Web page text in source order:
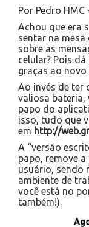
Por Pedro
Achou que era
sentar na
sobre as
celular? Pois
graças ao novo
Ao invés de ter
valiosa bateria,
papo do
isso, tudo que
em http://
A “versão
papo, remove
usuário, sendo
ambiente de
você está no
também!).